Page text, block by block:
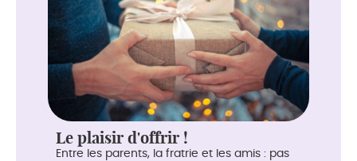
Le plaisir d'offrir !
Entre les parents, la fratrie et les amis : pas